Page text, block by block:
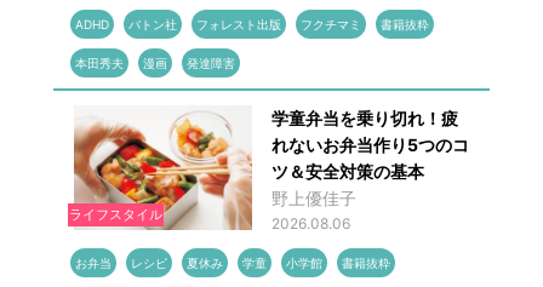
ADHD バトン社 フォレスト出版 フクチマミ 書籍抜粋
本田秀夫 漫画 発達障害
ライフスタイル
学童弁当を乗り切れ！疲
れないお弁当作り5つのコ
ツ＆安全対策の基本
野上優佳子
2026.08.06
お弁当 レシピ 夏休み 学童 小学館 書籍抜粋